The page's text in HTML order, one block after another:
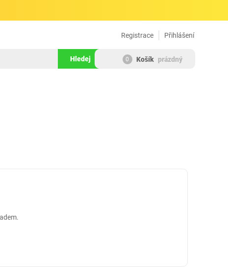
Přihlášení
Registrace
Hledej 0 Košík prázdný